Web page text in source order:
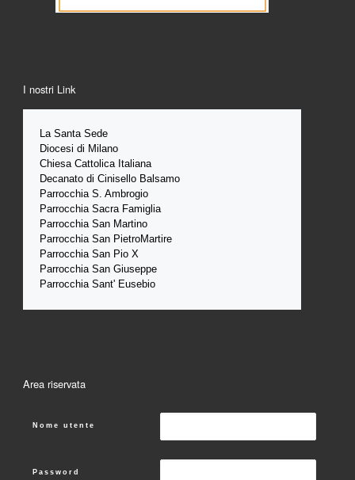
I nostri Link
La Santa Sede
Diocesi di Milano
Chiesa Cattolica Italiana
Decanato di Cinisello Balsamo
Parrocchia S. Ambrogio
Parrocchia Sacra Famiglia
Parrocchia San Martino
Parrocchia San PietroMartire
Parrocchia San Pio X
Parrocchia San Giuseppe
Parrocchia Sant' Eusebio
Area riservata
Nome utente
Password